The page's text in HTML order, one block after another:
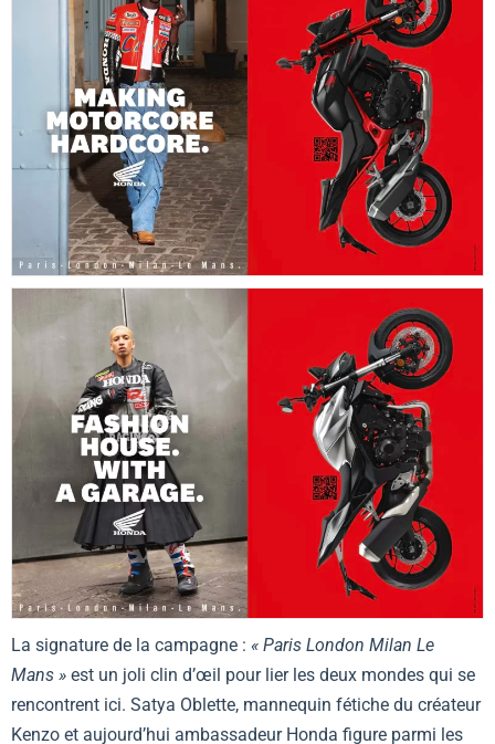
La signature de la campagne : « Paris London Milan Le
Mans » est un joli clin d’œil pour lier les deux mondes qui se
rencontrent ici. Satya Oblette, mannequin fétiche du créateur
Kenzo et aujourd’hui ambassadeur Honda figure parmi les